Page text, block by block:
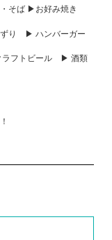
そば ▶お好み焼き
り ▶ ハンバーガー
フトビール ▶ 酒類